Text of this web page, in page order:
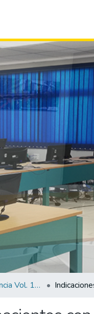
Revista Crea Ciencia Vol. 10 N° 1